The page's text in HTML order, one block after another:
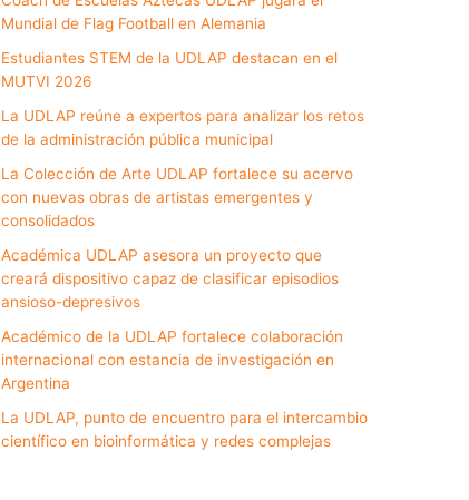
Mundial de Flag Football en Alemania
Estudiantes STEM de la UDLAP destacan en el
MUTVI 2026
La UDLAP reúne a expertos para analizar los retos
de la administración pública municipal
La Colección de Arte UDLAP fortalece su acervo
con nuevas obras de artistas emergentes y
consolidados
Académica UDLAP asesora un proyecto que
creará dispositivo capaz de clasificar episodios
ansioso-depresivos
Académico de la UDLAP fortalece colaboración
internacional con estancia de investigación en
Argentina
La UDLAP, punto de encuentro para el intercambio
científico en bioinformática y redes complejas